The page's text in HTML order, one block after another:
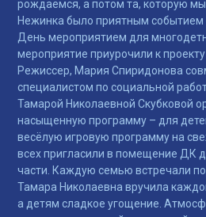
ярмаркой. В финале
праздника, была
разыграна
беспроигрышная
лотерея и все кто
участие, получили
ценные призы от
спонсоров в виде
упаковок
подсолнечного
муки.
Дом культуры
приглашает!
рождаемся, а потом та, которую
Нежинка было приятным событием
День мероприятием для
мероприятие приурочили к проекту
Режиссер, Мария Спиридонова
специалистом по социальной
Тамарой Николаевной Скубковой
насыщенную программу – для
весёлую игровую программу на
всех пригласили в помещение ДК
части. Каждую семью встречали
Тамара Николаевна вручила
а детям сладкое угощение.